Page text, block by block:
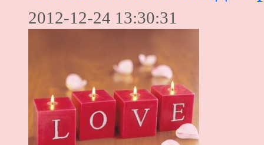
2012-12-24 13:30:31